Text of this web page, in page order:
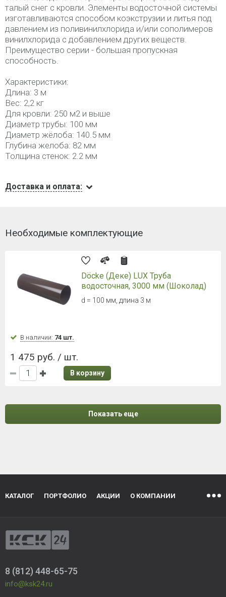
талый снег с кровли. Элементы водосточной системы
изготавливаются способом коэкструзии и литья под
давлением из поливинилхлорида и/или сополимеров
винилхлорида с добавлением других веществ.
Преимущество серии - большая пропускная
способность.
Характеристики:
Длина: 3 м
Вес: 2,2 кг
Для кровли: 250 м2 и выше
Диаметр трубы: 100 мм
Диаметр жёлоба: 140.5 мм
Глубина желоба: 82 мм
Толщина стенок: 2.2 мм
Доставка и оплата:
Необходимые комплектующие
Döcke (Деке) LUX Труба
водосточная, 3000 мм (Шоколад)
d = 100 мм, длина 3 м
В наличии: 74 шт.
1 475 руб. / шт.
В корзину
Показать еще
КАТАЛОГ ПОРТФОЛИО АКЦИИ О КОМПАНИИ
8 (812) 448-65-75
info@ksk24.ru